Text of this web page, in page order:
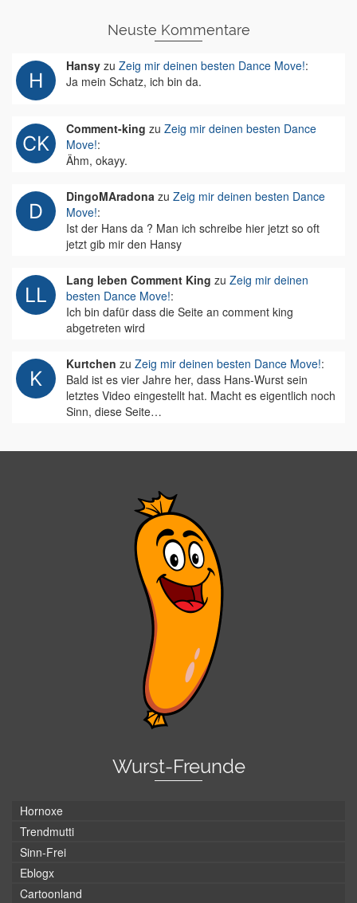
Neuste Kommentare
Hansy zu Zeig mir deinen besten Dance Move!:
Ja mein Schatz, ich bin da.
Comment-king zu Zeig mir deinen besten Dance
Move!:
Ähm, okayy.
DingoMAradona zu Zeig mir deinen besten Dance
Move!:
Ist der Hans da ? Man ich schreibe hier jetzt so oft
jetzt gib mir den Hansy
Lang leben Comment King zu Zeig mir deinen
besten Dance Move!:
Ich bin dafür dass die Seite an comment king
abgetreten wird
Kurtchen zu Zeig mir deinen besten Dance Move!:
Bald ist es vier Jahre her, dass Hans-Wurst sein
letztes Video eingestellt hat. Macht es eigentlich noch
Sinn, diese Seite…
Wurst-Freunde
Hornoxe
Trendmutti
Sinn-Frei
Eblogx
Cartoonland